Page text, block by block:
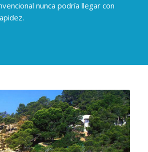
nunca podría llegar con